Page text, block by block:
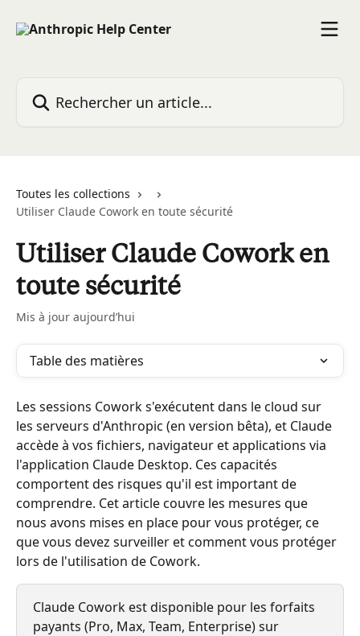
Toutes les collections
Utiliser Claude Cowork en toute sécurité
Utiliser Claude Cowork en
toute sécurité
Mis à jour aujourd’hui
Table des matières
Les sessions Cowork s'exécutent dans le cloud sur
les serveurs d'Anthropic (en version bêta), et Claude
accède à vos fichiers, navigateur et applications via
l'application Claude Desktop. Ces capacités
comportent des risques qu'il est important de
comprendre. Cet article couvre les mesures que
nous avons mises en place pour vous protéger, ce
que vous devez surveiller et comment vous protéger
lors de l'utilisation de Cowork.
Claude Cowork est disponible pour les forfaits
payants (Pro, Max, Team, Enterprise) sur